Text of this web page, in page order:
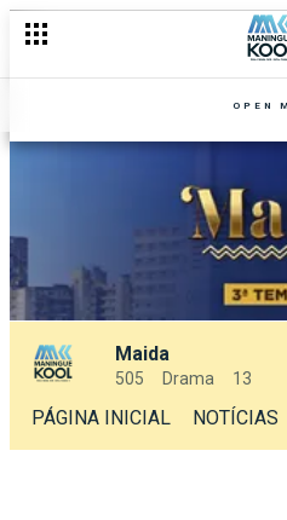
OPEN
Maida
505 Drama 13
PÁGINA INICIAL NOTÍCIAS